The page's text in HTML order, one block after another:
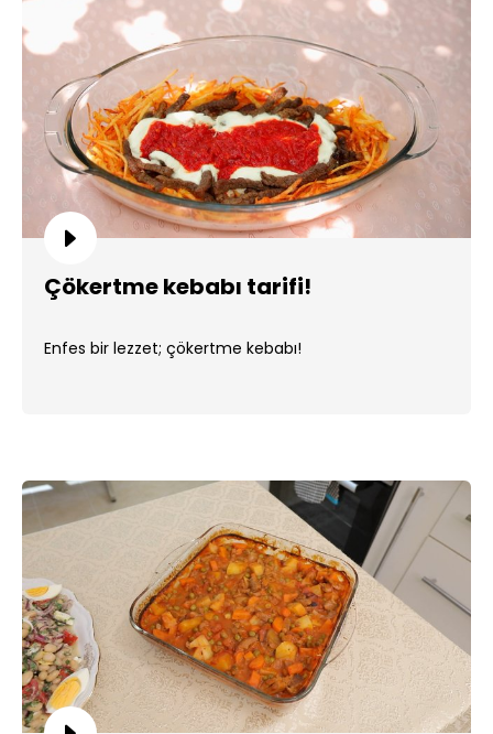
Çökertme kebabı tarifi!
Enfes bir lezzet; çökertme kebabı!